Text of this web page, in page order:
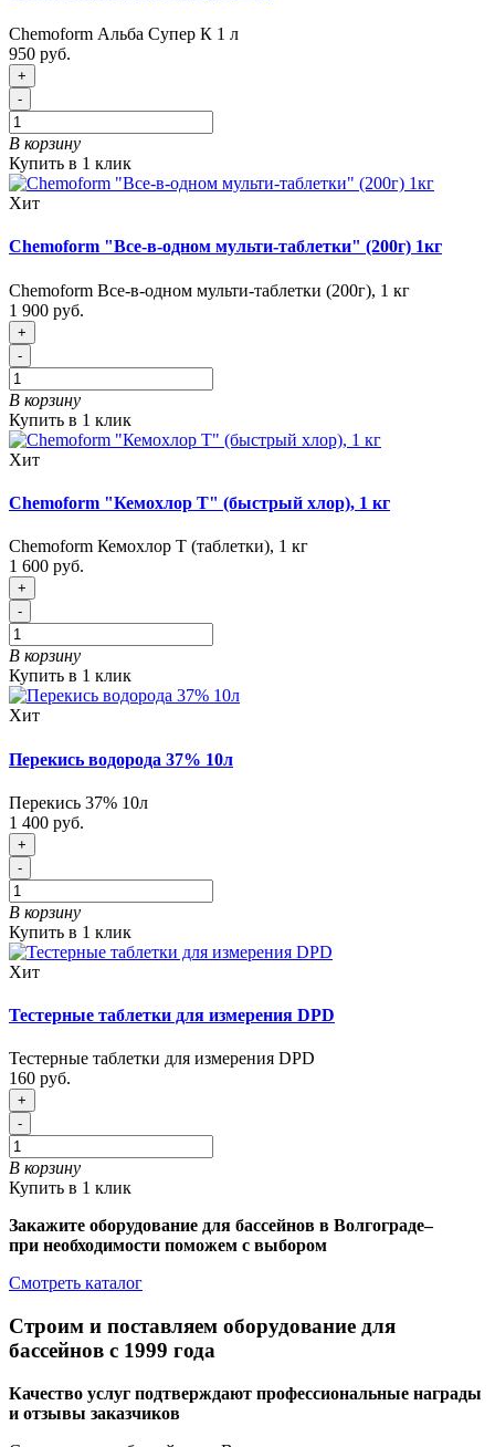
Chemoform Альба Супер К 1 л
950 руб.
+
-
В корзину
Купить в 1 клик
Хит
Chemoform "Все-в-одном мульти-таблетки" (200г) 1кг
Chemoform Все-в-одном мульти-таблетки (200г), 1 кг
1 900 руб.
+
-
В корзину
Купить в 1 клик
Хит
Chemoform "Кемохлор T" (быстрый хлор), 1 кг
Chemoform Кемохлор T (таблетки), 1 кг
1 600 руб.
+
-
В корзину
Купить в 1 клик
Хит
Перекись водорода 37% 10л
Перекись 37% 10л
1 400 руб.
+
-
В корзину
Купить в 1 клик
Хит
Тестерные таблетки для измерения DPD
Тестерные таблетки для измерения DPD
160 руб.
+
-
В корзину
Купить в 1 клик
Закажите оборудование для бассейнов в Волгограде–
при необходимости поможем с выбором
Смотреть каталог
Строим и поставляем оборудование для
бассейнов с 1999 года
Качество услуг подтверждают профессиональные награды
и отзывы заказчиков